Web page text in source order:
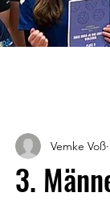
3.
Vemke Voß